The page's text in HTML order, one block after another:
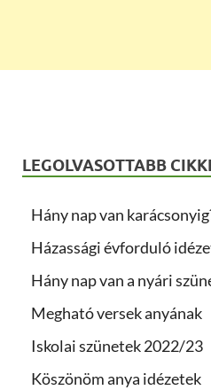
LEGOLVASOTTABB
Hány nap van
Házassági évforduló
Hány nap van a nyári
Megható versek anyának
Iskolai szünetek 2022/23
Köszönöm anya idézetek